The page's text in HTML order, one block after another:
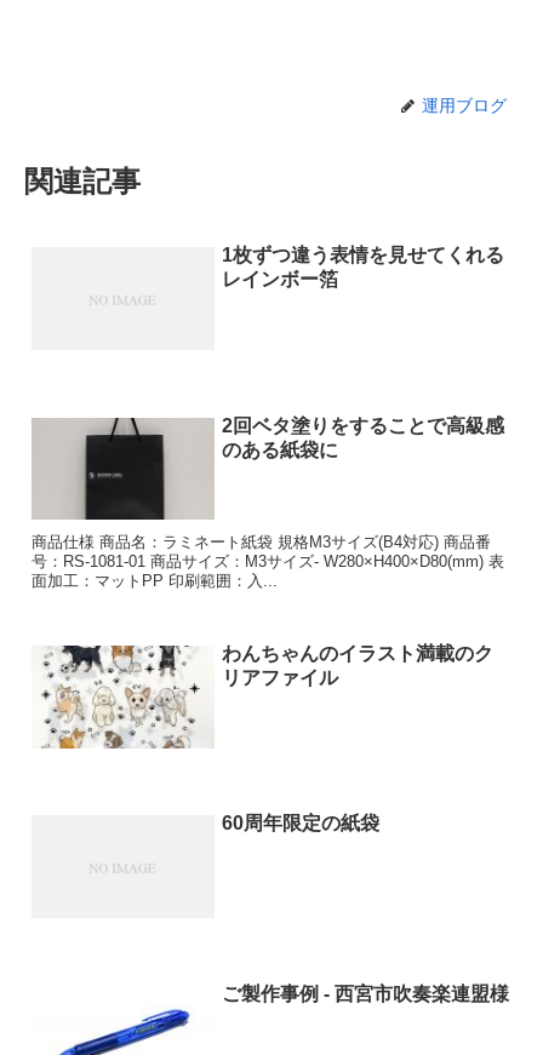
運用ブログ
関連記事
1枚ずつ違う表情を見せてくれる
レインボー箔
2回ベタ塗りをすることで高級感
のある紙袋に
商品仕様 商品名：ラミネート紙袋 規格M3サイズ(B4対応) 商品番
号：RS-1081-01 商品サイズ：M3サイズ- W280×H400×D80(mm) 表
面加工：マットPP 印刷範囲：入...
わんちゃんのイラスト満載のク
リアファイル
60周年限定の紙袋
ご製作事例 - 西宮市吹奏楽連盟様